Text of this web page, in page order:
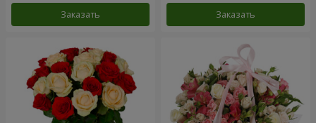
Заказать Заказать